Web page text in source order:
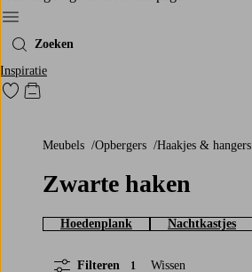
Menu
Zoeken
Inspiratie
Ga naar favoriet gemarkeerde producten
Go to checkout
Meubels Opbergers Haakjes & hangers
Zwarte haken
Hoedenplank Nachtkastjes
Filteren 1 Wissen